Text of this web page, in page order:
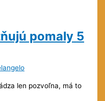
pomaly 5
len pozvoľna, má to